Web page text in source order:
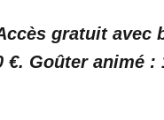
gratuit avec
€. Goûter animé :